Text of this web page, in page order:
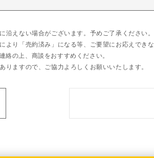
沿えない場合がございます。予めご了承ください。
より「売約済み」になる等、ご要望にお応えでき
絡の上、商談をおすすめください。
ますので、ご協力よろしくお願いいたします。